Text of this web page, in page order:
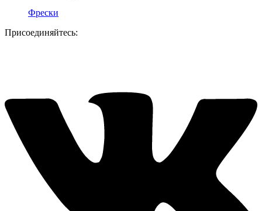
Фрески
Присоединяйтесь: